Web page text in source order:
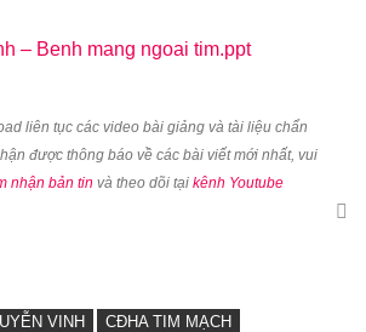
– Benh mang ngoai tim.ppt
liên tục các video bài giảng và tài liệu chẩn
được thông báo về các bài viết mới nhất, vui
nhận bản tin và theo dõi tại kênh Youtube
VINH
CĐHA TIM MẠCH